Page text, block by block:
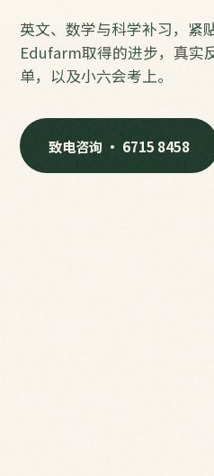
英文、数学与科学补习，紧
Edufarm取得的进步，真实
单，以及小六会考上。
致电咨询 · 6715 8458